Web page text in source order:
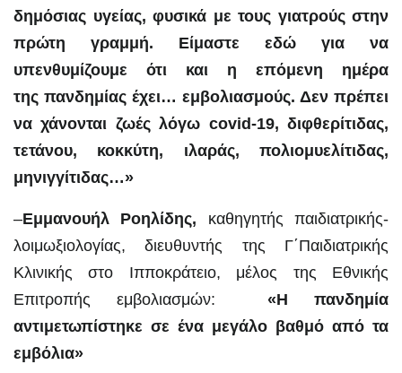
δημόσιας υγείας, φυσικά με τους γιατρούς στην
πρώτη γραμμή. Είμαστε εδώ για να
υπενθυμίζουμε ότι και η επόμενη ημέρα
της πανδημίας έχει… εμβολιασμούς. Δεν πρέπει
να χάνονται ζωές λόγω covid-19, διφθερίτιδας,
τετάνου, κοκκύτη, ιλαράς, πολιομυελίτιδας,
μηνιγγίτιδας…»
–Εμμανουήλ Ροηλίδης, καθηγητής παιδιατρικής-
λοιμωξιολογίας, διευθυντής της Γ΄Παιδιατρικής
Κλινικής στο Ιπποκράτειο, μέλος της Εθνικής
Επιτροπής εμβολιασμών: «Η πανδημία
αντιμετωπίστηκε σε ένα μεγάλο βαθμό από τα
εμβόλια»